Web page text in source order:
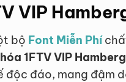
VIP
bộ Font Miễn Phí
1FTV VIP
đáo, mang đậm